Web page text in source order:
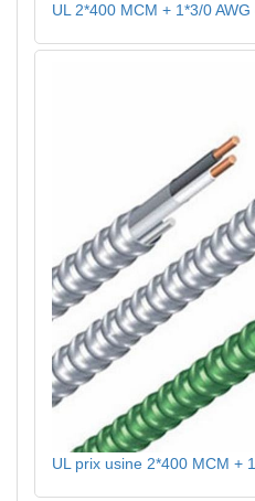
UL 2*400 MCM + 1*3/0
UL prix usine 2*400 MCM +